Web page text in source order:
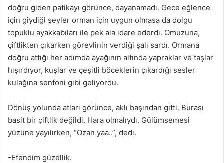
doğru giden patikayı görünce, dayanamadı. Gece eğlence
için giydiği şeyler orman için uygun olmasa da dolgu
topuklu ayakkabıları ile pek ala idare ederdi. Omuzuna,
çiftlikten çıkarken görevlinin verdiği şalı sardı. Ormana
doğru attığı her adımda ayağının altında yapraklar ve taşlar
hışırdıyor, kuşlar ve çeşitli böceklerin çıkardığı sesler
kulağına senfoni gibi geliyordu.
Dönüş yolunda atları görünce, aklı başından gitti. Burası
basit bir çiftlik değildi. Hara olmalıydı. Gülümsemesi
yüzüne yayılırken, “Ozan yaa..”, dedi.
-Efendim güzellik.